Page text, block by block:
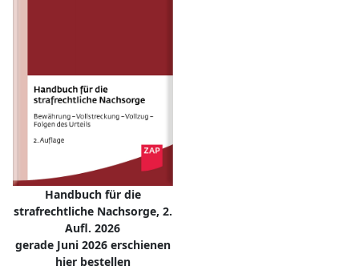
Handbuch für die
strafrechtliche Nachsorge, 2.
Aufl. 2026
gerade Juni 2026 erschienen
hier bestellen